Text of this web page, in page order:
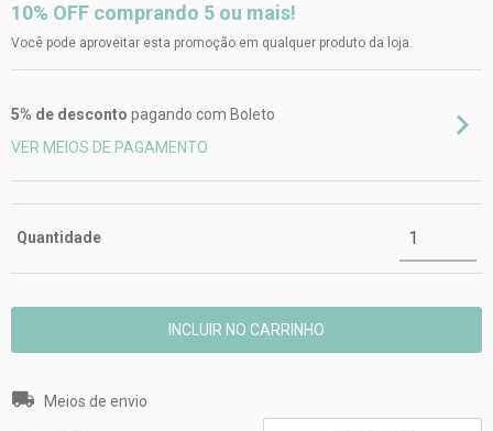
10% OFF comprando 5 ou mais!
Você pode aproveitar esta promoção em qualquer produto da loja.
5% de desconto pagando com Boleto
VER MEIOS DE PAGAMENTO
Quantidade
Entregas para o CEP:
Meios de envio